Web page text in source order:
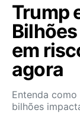
Trump
em
agora
Entenda
bilhões